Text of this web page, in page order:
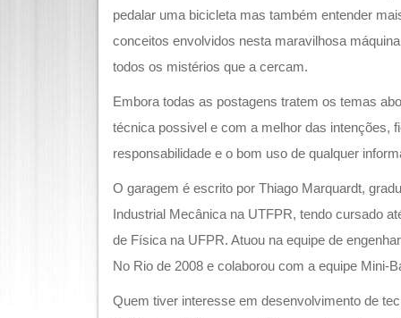
pedalar uma bicicleta mas também entender
conceitos envolvidos nesta maravilhosa
todos os mistérios que a cercam.
Embora todas as postagens tratem os temas
técnica possivel e com a melhor das intenções,
responsabilidade e o bom uso de qualquer
O garagem é escrito por Thiago Marquardt,
Industrial Mecânica na UTFPR, tendo cursado
de Física na UFPR. Atuou na equipe de
No Rio de 2008 e colaborou com a equipe Mini-
Quem tiver interesse em desenvolvimento de